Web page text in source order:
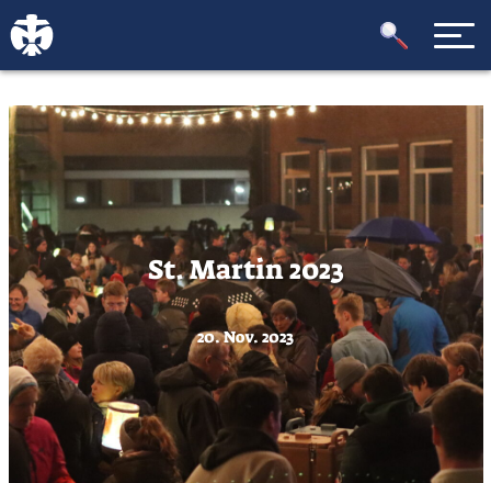
St. Martin 2023
20. Nov. 2023